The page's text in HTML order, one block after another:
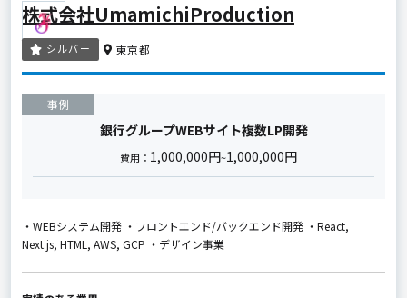
株式会社UmamichiProduction
シルバー 東京都
事例
銀行グループWEBサイト複数LP開発
費用： 1,000,000円~1,000,000円
・WEBシステム開発 ・フロントエンド/バックエンド開発 ・React,
Next.js, HTML, AWS, GCP ・デザイン事業